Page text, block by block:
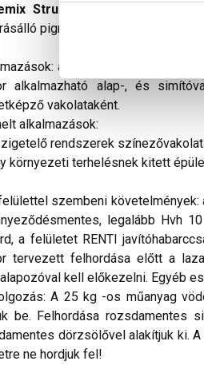
StrukturOLA Dekor
pigmenteket, ásványi
a StrukturOLA Dekor új
alkalmazható alap-, és
vakolataként.
alkalmazások:
rendszerek
környezeti terhelésnek kitett
szembeni követelmények:
legalább Hvh
a felületet RENTI
tervezett felhordása előtt a
kell előkezelni. Egyéb
A 25 kg -os műanyag
be. Felhordása rozsdamentes
dörzsölővel alakítjuk ki.
ne hordjuk fel!